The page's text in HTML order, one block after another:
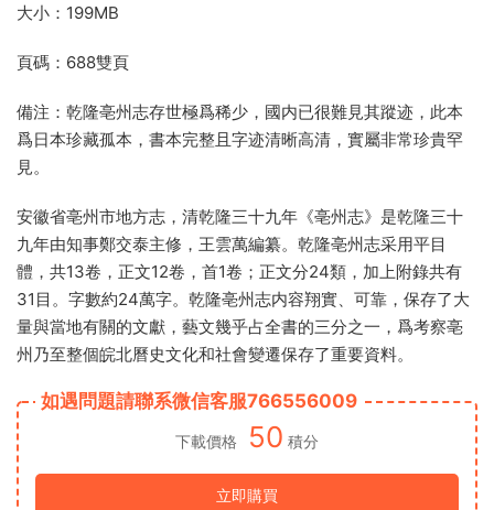
大小：199MB
頁碼：688雙頁
備注：乾隆亳州志存世極爲稀少，國内已很難見其蹤迹，此本
爲日本珍藏孤本，書本完整且字迹清晰高清，實屬非常珍貴罕
見。
安徽省亳州市地方志，清乾隆三十九年《亳州志》是乾隆三十
九年由知事鄭交泰主修，王雲萬編纂。乾隆亳州志采用平目
體，共13卷，正文12卷，首1卷；正文分24類，加上附錄共有
31目。字數約24萬字。乾隆亳州志内容翔實、可靠，保存了大
量與當地有關的文獻，藝文幾乎占全書的三分之一，爲考察亳
州乃至整個皖北曆史文化和社會變遷保存了重要資料。
如遇問題請聯系微信客服766556009
下載價格 50 積分
立即購買